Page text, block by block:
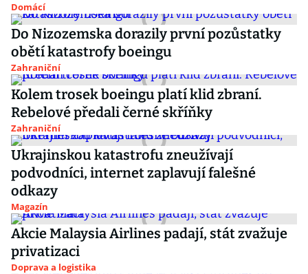
Domácí
Do Nizozemska dorazily první pozůstatky
obětí katastrofy boeingu
Zahraniční
Kolem trosek boeingu platí klid zbraní.
Rebelové předali černé skříňky
Zahraniční
Ukrajinskou katastrofu zneužívají
podvodníci, internet zaplavují falešné
odkazy
Magazín
Akcie Malaysia Airlines padají, stát zvažuje
privatizaci
Doprava a logistika